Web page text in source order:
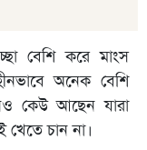
বেশি করে মাংস
অনেক বেশি
কেউ আছেন যারা
খেতে চান না।